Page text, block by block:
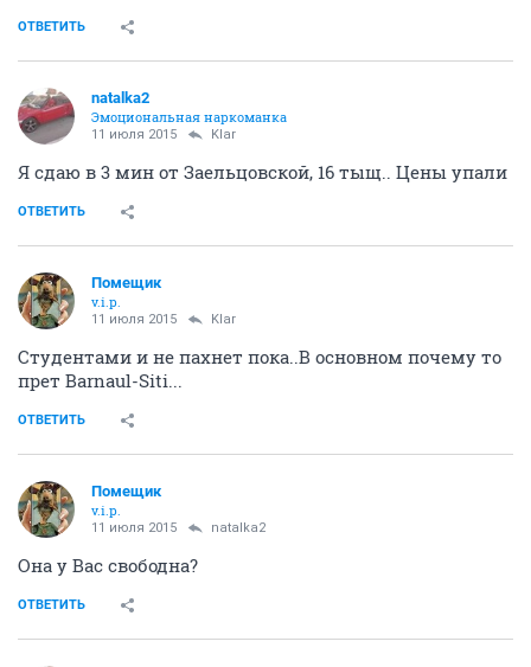
ОТВЕТИТЬ
natalka2
Эмоциональная наркоманка
11 июля 2015 Klar
Я сдаю в 3 мин от Заельцовской, 16 тыщ.. Цены упали
ОТВЕТИТЬ
Помещик
v.i.p.
11 июля 2015 Klar
Студентами и не пахнет пока..В основном почему то
прет Barnaul-Siti...
ОТВЕТИТЬ
Помещик
v.i.p.
11 июля 2015 natalka2
Она у Вас свободна?
ОТВЕТИТЬ